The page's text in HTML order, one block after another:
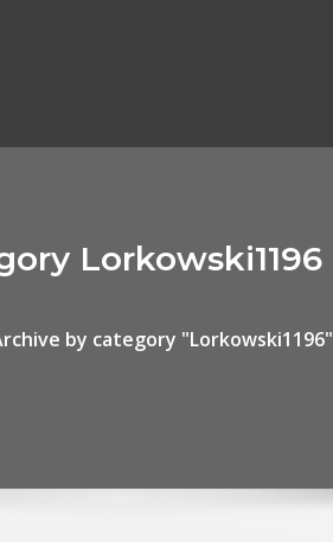
Lorkowski1196
by category "Lorkowski1196"